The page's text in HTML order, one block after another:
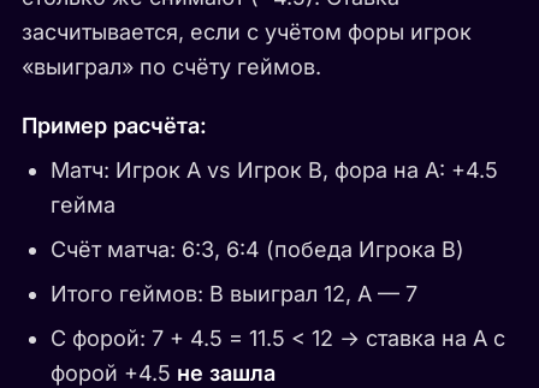
засчитывается, если с учётом форы игрок
«выиграл» по счёту геймов.
Пример расчёта:
Матч: Игрок A vs Игрок B, фора на A: +4.5
гейма
Счёт матча: 6:3, 6:4 (победа Игрока B)
Итого геймов: B выиграл 12, A — 7
С форой: 7 + 4.5 = 11.5 < 12 → ставка на A с
форой +4.5 не зашла